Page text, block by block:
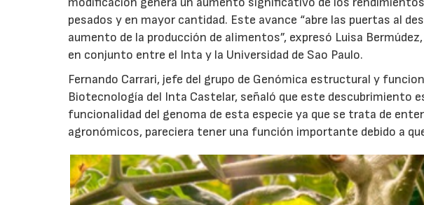
pesados y en mayor cantidad. Este avance “abre las puertas al
aumento de la producción de alimentos”, expresó Luisa
en conjunto entre el Inta y la Universidad de Sao Paulo.
Fernando Carrari, jefe del grupo de Genómica estructural y
Biotecnología del Inta Castelar, señaló que este descubrimiento
funcionalidad del genoma de esta especie ya que se trata de
agronómicos, pareciera tener una función importante debido a